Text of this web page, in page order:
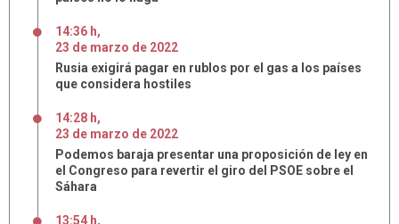
14:36 h,
23 de marzo de 2022
Rusia exigirá pagar en rublos por el gas a los países
que considera hostiles
14:28 h,
23 de marzo de 2022
Podemos baraja presentar una proposición de ley en
el Congreso para revertir el giro del PSOE sobre el
Sáhara
13:54 h,